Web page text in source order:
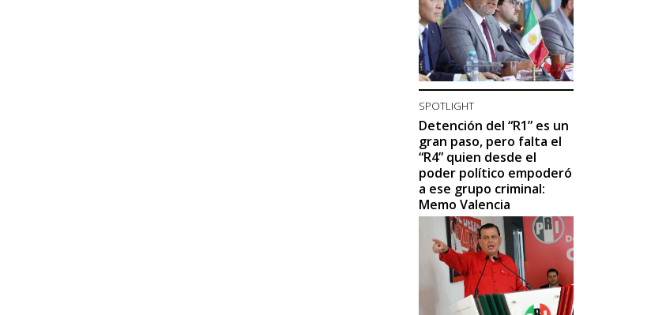
SPOTLIGHT
Detención del “R1” es un
gran paso, pero falta el
“R4” quien desde el
poder político empoderó
a ese grupo criminal:
Memo Valencia